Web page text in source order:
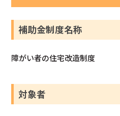
補助金制度名称
障がい者の住宅改造制度
対象者